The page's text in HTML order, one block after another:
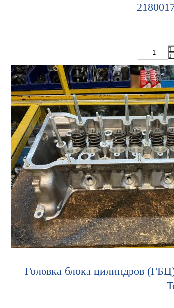
Головка блока цилиндров